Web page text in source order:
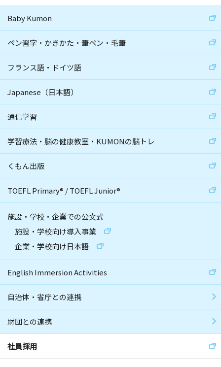
Baby Kumon
ペン習字・かきかた・筆ペン・毛筆
フランス語・ドイツ語
Japanese（日本語）
通信学習
学習療法・脳の健康教室・KUMONの脳トレ
くもん出版
TOEFL Primary® /TOEFL Junior®
施設・学校・企業での公文式
施設・学校向け導入事業
企業・学校向け日本語
English Immersion Activities
自治体・省庁との連携
財団との連携
社員採用